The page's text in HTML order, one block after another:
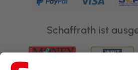
Schaffrath ist